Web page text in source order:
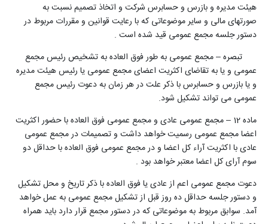
هیئت مدیره و بازرس و حسابرس شرکت و اتخاذ تصمیم نسبت به
صورتهای مالی و سایر موضوعاتی که با رعایت قوانین و مقررات مربوط در
دستور جلسه مجمع عمومی قید شده است .
تبصره – مجمع عمومی به طور فوق العاده به تشخیص رئیس مجمع
عمومی و یا به تقاضای اکثریت اعضای مجمع عمومی یا رئیس هیئت مدیره
و یا بازرس و حسابرس با ذکر علت در هر زمان به دعوت رئیس مجمع
عمومی می تواند تشکیل شود.
ماده 12 – مجمع عمومی عادی و مجمع عمومی فوق العاده با حضور اکثریت
اعضا مجمع عمومی رسمیت خواهد داشت و تصمیمات در مجمع عمومی
عادی با اکثریت آراء کل اعضا و در مجمع عمومی فوق العاده با حداقل دو
سوم آرای کل اعضا معتبر خواهد بود .
دعوت مجمع عمومی اعم از عادی یا فوق العاده با ذکر تاریخ و محل تشکیل
و دستور جلسه حداقل ده روز قبل از تشکیل مجمع عمومی به عمل خواهد
آمد. سوابق مربوط به موضوعاتی که در دستور مجمع قرار دارد باید همراه